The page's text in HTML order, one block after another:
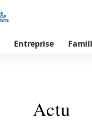
Entreprise
Actu